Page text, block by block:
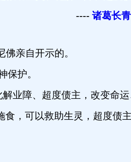
---- 诸葛长青
亲自开示的。
保护。
业障、超度债主，改变命运
，可以救助生灵，超度债